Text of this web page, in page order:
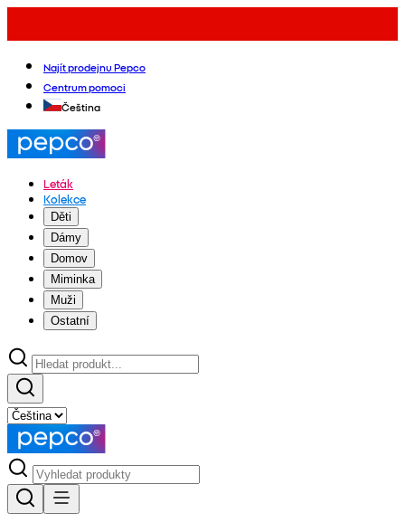
Najít prodejnu Pepco
Centrum pomoci
Čeština
Leták
Kolekce
Děti
Dámy
Domov
Miminka
Muži
Ostatní